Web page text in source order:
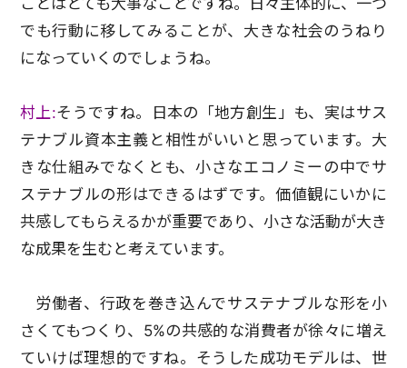
でも行動に移してみることが、大きな社会のうねり
になっていくのでしょうね。
村上:そうですね。日本の「地方創生」も、実はサス
テナブル資本主義と相性がいいと思っています。大
きな仕組みでなくとも、小さなエコノミーの中でサ
ステナブルの形はできるはずです。価値観にいかに
共感してもらえるかが重要であり、小さな活動が大き
な成果を生むと考えています。
労働者、行政を巻き込んでサステナブルな形を小
さくてもつくり、5%の共感的な消費者が徐々に増え
ていけば理想的ですね。そうした成功モデルは、世